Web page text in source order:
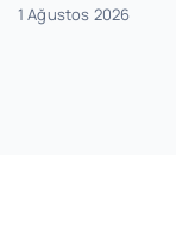
1 Ağustos 2026